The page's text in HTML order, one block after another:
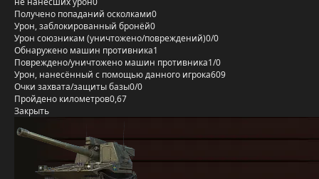
Получено попаданий осколками0
Урон, заблокированный бронёй0
Урон союзникам (уничтожено/повреждений)0/0
Обнаружено машин противника1
Повреждено/уничтожено машин противника1/0
Урон, нанесённый с помощью данного игрока609
Очки захвата/защиты базы0/0
Пройдено километров0,67
Закрыть